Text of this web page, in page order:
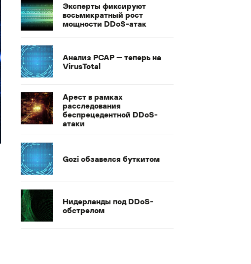
Эксперты фиксируют
восьмикратный рост
мощности DDoS-атак
Анализ PCAP — теперь на
VirusTotal
Арест в рамках
расследования
беспрецедентной DDoS-
атаки
Gozi обзавелся буткитом
Нидерланды под DDoS-
обстрелом